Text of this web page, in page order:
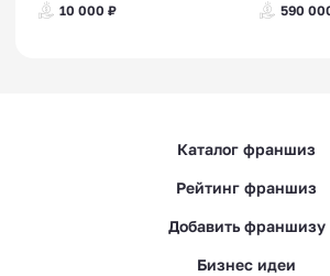
10 000 ₽
590
Каталог франшиз
Рейтинг франшиз
Добавить франшизу
Бизнес идеи